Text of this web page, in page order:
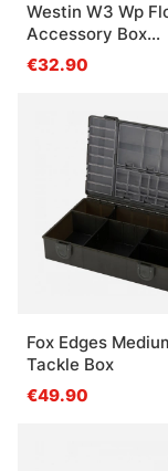
Westin W3 Wp
Accessory Box
23X11,5X5,8cm
€32.90
Fox Edges
Tackle Box
€49.90